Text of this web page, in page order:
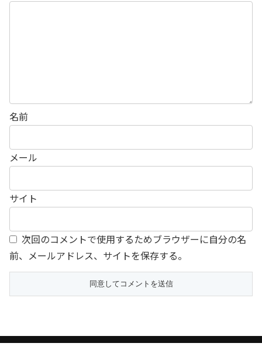
名前
メール
サイト
次回のコメントで使用するためブラウザーに自分の名
前、メールアドレス、サイトを保存する。